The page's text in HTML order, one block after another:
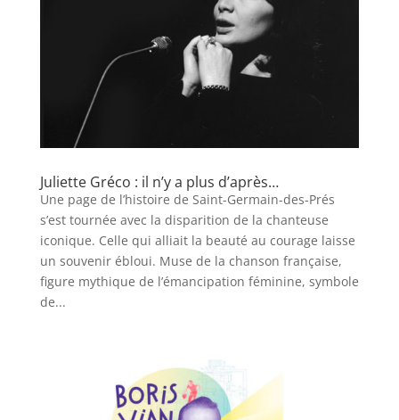
Juliette Gréco : il n’y a plus d’après…
Une page de l’histoire de Saint-Germain-des-Prés
s’est tournée avec la disparition de la chanteuse
iconique. Celle qui alliait la beauté au courage laisse
un souvenir ébloui. Muse de la chanson française,
figure mythique de l’émancipation féminine, symbole
de...